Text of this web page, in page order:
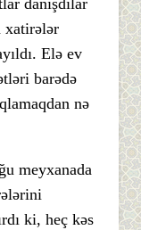
danışdılar
xatirələr
Elə ev
barədə
nə
meyxanada
ki, heç kəs